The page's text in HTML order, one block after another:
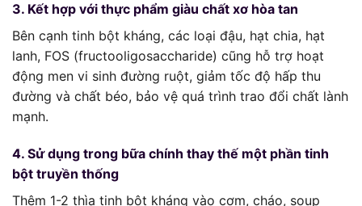
3. Kết hợp với thực phẩm giàu chất xơ hòa tan
Bên cạnh tinh bột kháng, các loại đậu, hạt chia, hạt
lanh, FOS (fructooligosaccharide) cũng hỗ trợ hoạt
động men vi sinh đường ruột, giảm tốc độ hấp thu
đường và chất béo, bảo vệ quá trình trao đổi chất lành
mạnh.
4. Sử dụng trong bữa chính thay thế một phần tinh
bột truyền thống
Thêm 1-2 thìa tinh bột kháng vào cơm, cháo, soup